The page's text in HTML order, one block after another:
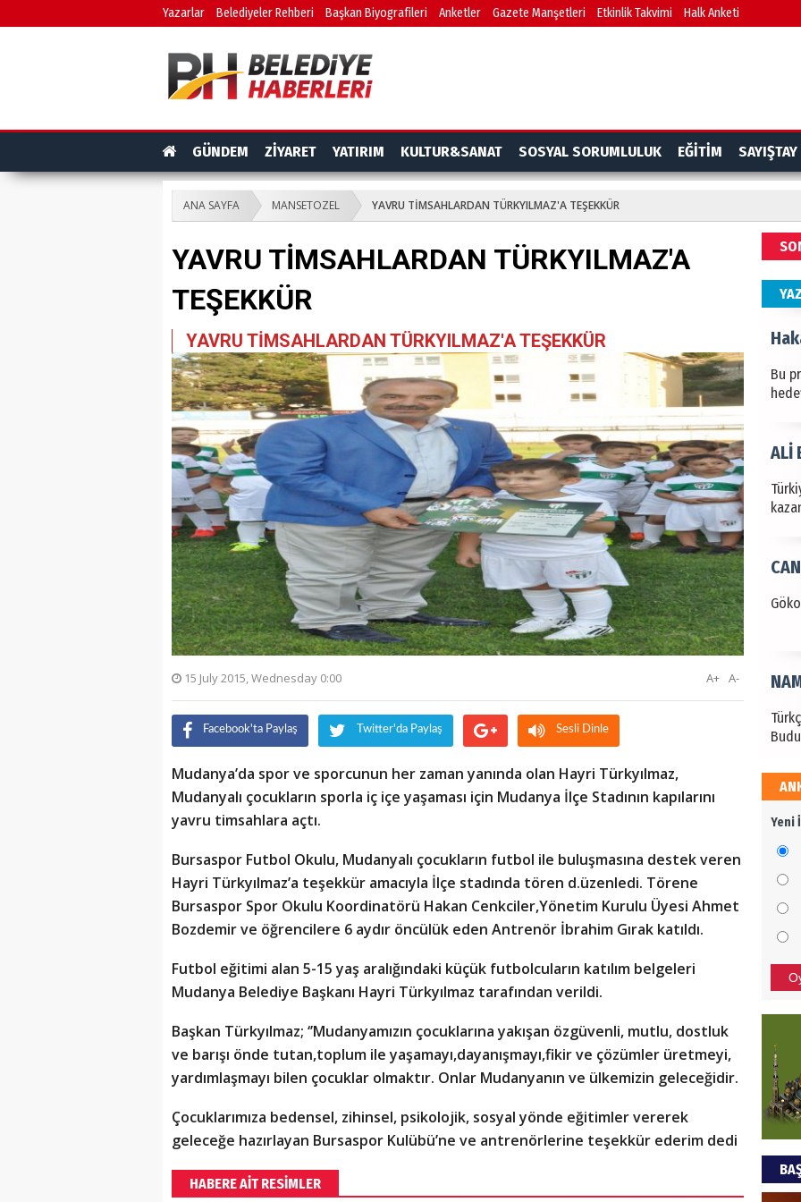
Yazarlar Belediyeler Rehberi Başkan Biyografileri Anketler Gazete Manşetleri Etkinlik Takvimi Halk Anketi
GÜNDEM ZİYARET YATIRIM KULTUR&SANAT SOSYAL SORUMLULUK EĞİTİM SAYIŞTAY
ANA SAYFA MANSETOZEL YAVRU TİMSAHLARDAN TÜRKYILMAZ'A TEŞEKKÜR
YAVRU TİMSAHLARDAN TÜRKYILMAZ'A
TEŞEKKÜR
YAVRU TİMSAHLARDAN TÜRKYILMAZ'A TEŞEKKÜR
15 July 2015, Wednesday 0:00 A-
A+
Facebook'ta Paylaş Twitter'da Paylaş Sesli Dinle
Mudanya’da spor ve sporcunun her zaman yanında olan Hayri Türkyılmaz,
Mudanyalı çocukların sporla iç içe yaşaması için Mudanya İlçe Stadının kapılarını
yavru timsahlara açtı.
Bursaspor Futbol Okulu, Mudanyalı çocukların futbol ile buluşmasına destek veren
Hayri Türkyılmaz’a teşekkür amacıyla İlçe stadında tören d.üzenledi. Törene
Bursaspor Spor Okulu Koordinatörü Hakan Cenkciler,Yönetim Kurulu Üyesi Ahmet
Bozdemir ve öğrencilere 6 aydır öncülük eden Antrenör İbrahim Gırak katıldı.
Futbol eğitimi alan 5-15 yaş aralığındaki küçük futbolcuların katılım belgeleri
Mudanya Belediye Başkanı Hayri Türkyılmaz tarafından verildi.
Başkan Türkyılmaz; ‘’Mudanyamızın çocuklarına yakışan özgüvenli, mutlu, dostluk
ve barışı önde tutan,toplum ile yaşamayı,dayanışmayı,fikir ve çözümler üretmeyi,
yardımlaşmayı bilen çocuklar olmaktır. Onlar Mudanyanın ve ülkemizin geleceğidir.
Çocuklarımıza bedensel, zihinsel, psikolojik, sosyal yönde eğitimler vererek
geleceğe hazırlayan Bursaspor Kulübü’ne ve antrenörlerine teşekkür ederim dedi
HABERE AİT RESİMLER
Bu
ALİ
Yeni